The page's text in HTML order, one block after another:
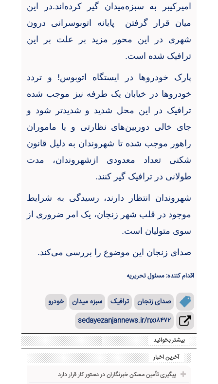
امیرکیبر به سبزه‌میدان گیر کرده‌اند.در این
میان قرار گرفتن پایانه اتوبوسرانی درون
شهری در این محور مزید بر علت بر این
ترافیک شده است.
پارک خودروها در ایستگاه اتوبوس! و تردد
خودروها در خیابان یک طرفه نیز موجب شده
ترافیک در این محل شدید و شدیدتر شود و
جای خالی دوربین‌های نظارتی و یا ماموران
راهور موجب شده تا شهروندان به دلیل قانون
شکنی تعداد معدودی ازشهروندان، مدت
طولانی در ترافیک گیر کنند.
شهروندان انتظار دارند، رسیدگی به شرایط
موجود در قلب شهر زنجان، یک امر ضروری از
سوی متولیان است.
صدای زنجان این موضوع را بررسی می‌کند.
اقدام کننده: مسئول تحریریه
صدای زنجان ترافیک سبزه میدان
خودرو
sedayezanjannews.ir/nx۱۸۴۷۲
بیشتر بخوانید
آخرین اخبار
پیگیری تأمین مسکن خبرنگاران در دستور کار قرار دارد